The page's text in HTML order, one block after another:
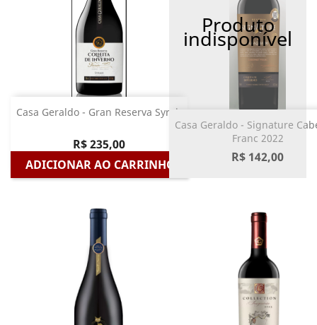
Casa Geraldo - Gran Reserva Syrah
R$ 235,00
ADICIONAR AO CARRINHO
Produto
indisponível
Casa Geraldo - Signature
Franc 2022
R$ 142,00